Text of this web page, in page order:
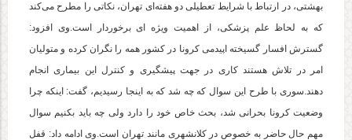
بهشتی، در ارتباط با شرایط تعطیلی دو هفته‌ای تهران، نکاتی را مطرح می‌کند
که به لحاظ علم پزشکی، از اهمیت ویژه ای برخوردار است.وی افزود:
گسترش افسار گسیخته اپیدمی کرونا در کشور همه را نگران کرده و متولیان
امر در تلاش هستند کاری در جهت پیشگیری و کنترل این بیماری انجام
دهند.سوری با طرح این سوال که چه شد که به اینجا رسیدیم، گفت: اینکه چرا
وضعیت کرونا بحرانی شد، بحث خاص خود را دارد ولی چه باید بکنیم سوال
مهم حال حاضر به خصوص در کلانشهری مانند تهران است.وی ادامه داد: قفل